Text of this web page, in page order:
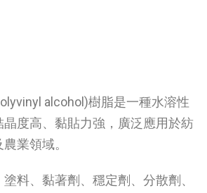
alcohol)樹脂是一種水溶性
度高、黏貼力強，廣泛應用於紡
業領域。
料、黏著劑、穩定劑、分散劑、